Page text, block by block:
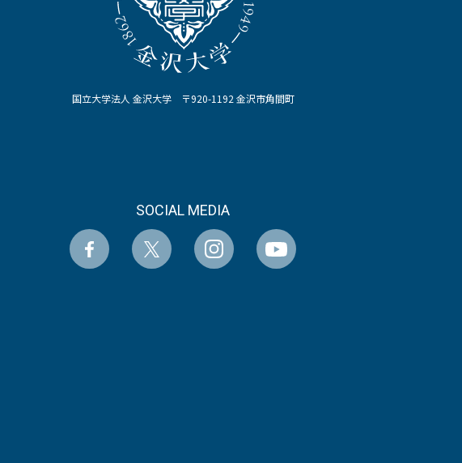
国立大学法人 金沢大学 〒920-1192 金沢市角間町
SOCIAL MEDIA